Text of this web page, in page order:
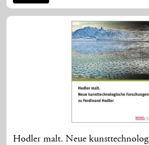
Hodler malt. Neue